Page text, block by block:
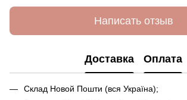
Написать отзыв
Доставка Оплата
Склад Новой Пошти (вся Україна);